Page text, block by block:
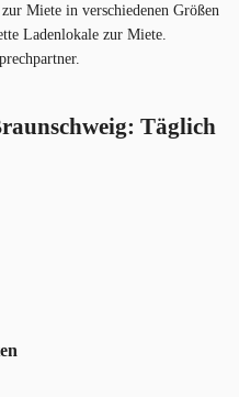
Miete in verschiedenen Größen
Ladenlokale zur Miete.
Täglich